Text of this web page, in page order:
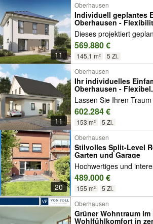
11
Oberhausen
Individuell geplantes
Oberhausen -
Wohnqualität
Dieses projektiert
569.880 €
145,1 m² 5 Zi.
11
Oberhausen
Ihr individuelles
Oberhausen -
allkauf-Service
Lassen Sie Ihren
602.284 €
153 m² 5 Zi.
20
Oberhausen
Stilvolles Split-Level
Garten und Garage
Hochwertiges und
489.000 €
155 m² 5 Zi.
Oberhausen
Grüner Wohntraum
Wohlfühlkomfort in